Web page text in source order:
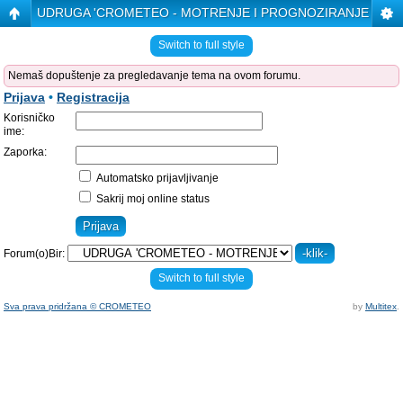
UDRUGA 'CROMETEO - MOTRENJE I PROGNOZIRANJE
Switch to full style
Nemaš dopuštenje za pregledavanje tema na ovom forumu.
Prijava • Registracija
Korisničko
ime:
Zaporka:
Automatsko prijavljivanje
Sakrij moj online status
Forum(o)Bir:
Switch to full style
Sva prava pridržana © CROMETEO by Multitex